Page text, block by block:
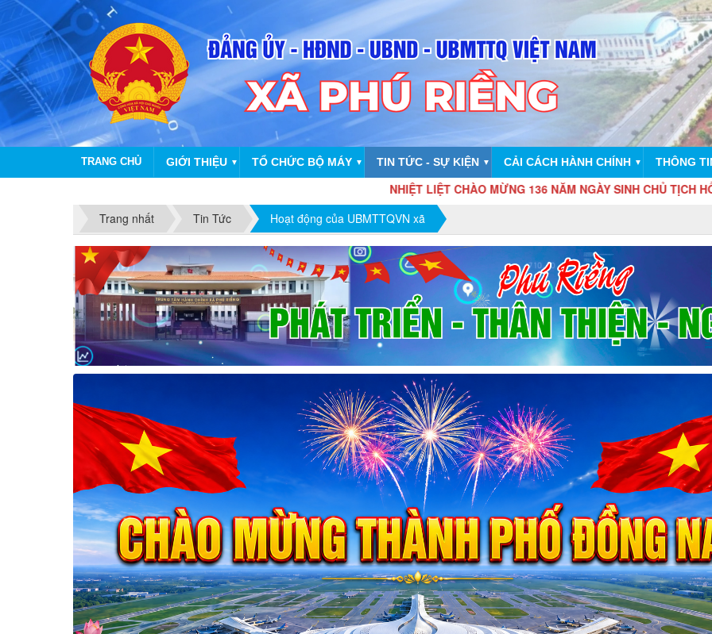
TRANG CHỦ GIỚI THIỆU ▼ TỔ CHỨC BỘ MÁY ▼ TIN TỨC - SỰ KIỆN ▼ CẢI CÁCH HÀNH CHÍNH ▼ THÔNG
NHIỆT LIỆT CHÀO MỪNG 136 NĂM NGÀY SINH CHỦ TỊCH HỒ CHÍ
Trang nhất
Tin Tức Hoạt động của UBMTTQVN xã